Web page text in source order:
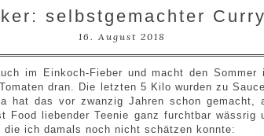
selbstgemachter
16. August 2018
im Einkoch-Fieber und macht den Sommer
dran. Die letzten 5 Kilo wurden zu
hat das vor zwanzig Jahren schon gemacht,
Food liebender Teenie ganz furchtbar wässrig
die ich damals noch nicht schätzen konnte: